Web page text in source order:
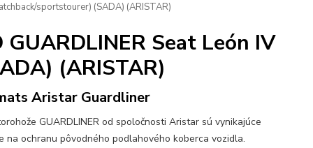
sportstourer) (SADA) (ARISTAR)
Seat León IV
(ARISTAR)
Aristar Guardliner
GUARDLINER od spoločnosti Aristar sú vynikajúce
na ochranu pôvodného podlahového koberca vozidla.